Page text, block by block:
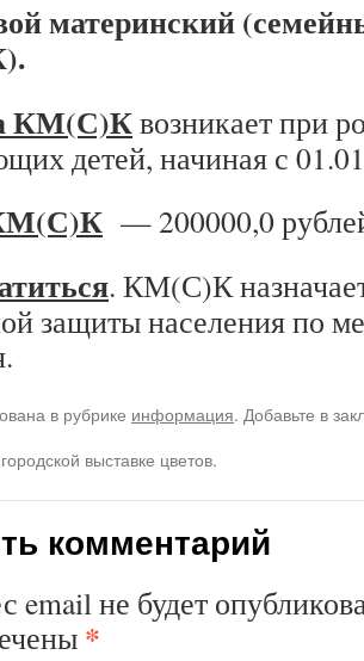
материнский
КМ(С)Квозникает при
детей, начиная с
— 200000,0
. КМ(С)К
защиты населения по
в рубрике информация. Добавьте в
выставке цветов.
комментарий
email не будет
*